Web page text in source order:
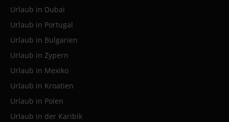
Urlaub in Dubai
Urlaub in Portugal
Urlaub in Bulgarien
Urlaub in Zypern
Urlaub in Mexiko
Urlaub in Kroatien
Urlaub in Polen
Urlaub in der Karibik